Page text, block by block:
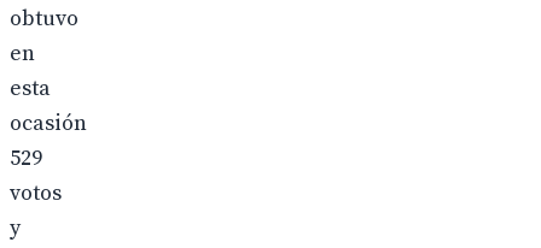
obtuvo
en
esta
ocasión
529
votos
y